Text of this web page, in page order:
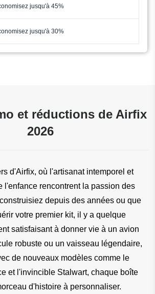
jusqu'à 45%
jusqu'à 30%
et réductions de Airfix
2026
d'Airfix, où l'artisanat intemporel et
l'enfance rencontrent la passion des
depuis des années ou que
votre premier kit, il y a quelque
satisfaisant à donner vie à un avion
robuste ou un vaisseau légendaire,
de nouveaux modèles comme le
et l'invincible Stalwart, chaque boîte
d'histoire à personnaliser.